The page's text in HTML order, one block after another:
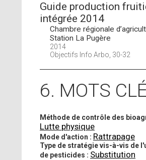
Guide production
intégrée 2014
Chambre régionale
Station La Pugère
2014
Objectifs Info Arbo, 30-32
6. MOTS
Méthode de contrôle des
Lutte physique
Mode d'action : Rattrapage
Type de stratégie vis-à-vis de
de pesticides : Substitution